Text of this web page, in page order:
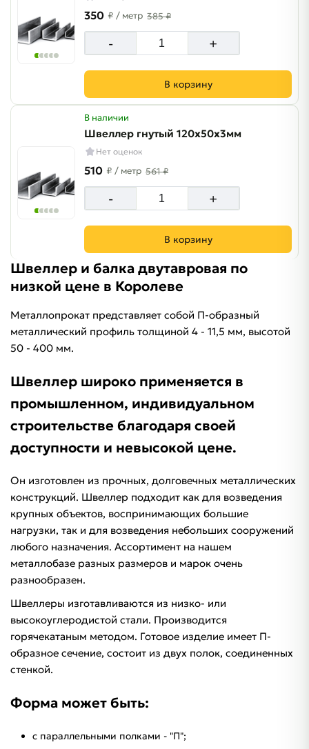
350 ₽ / метр 385 ₽
- +
В корзину
В наличии
Швеллер гнутый 120х50х3мм
Нет оценок
510 ₽ / метр 561 ₽
- +
В корзину
Швеллер и балка двутавровая по
низкой цене в Королеве
Металлопрокат представляет собой П-образный
металлический профиль толщиной 4 - 11,5 мм, высотой
50 - 400 мм.
Швеллер широко применяется в
промышленном, индивидуальном
строительстве благодаря своей
доступности и невысокой цене.
Он изготовлен из прочных, долговечных металлических
конструкций. Швеллер подходит как для возведения
крупных объектов, воспринимающих большие
нагрузки, так и для возведения небольших сооружений
любого назначения. Ассортимент на нашем
металлобазе разных размеров и марок очень
разнообразен.
Швеллеры изготавливаются из низко- или
высокоуглеродистой стали. Производится
горячекатаным методом. Готовое изделие имеет П-
образное сечение, состоит из двух полок, соединенных
стенкой.
Форма может быть:
с параллельными полками - "П";